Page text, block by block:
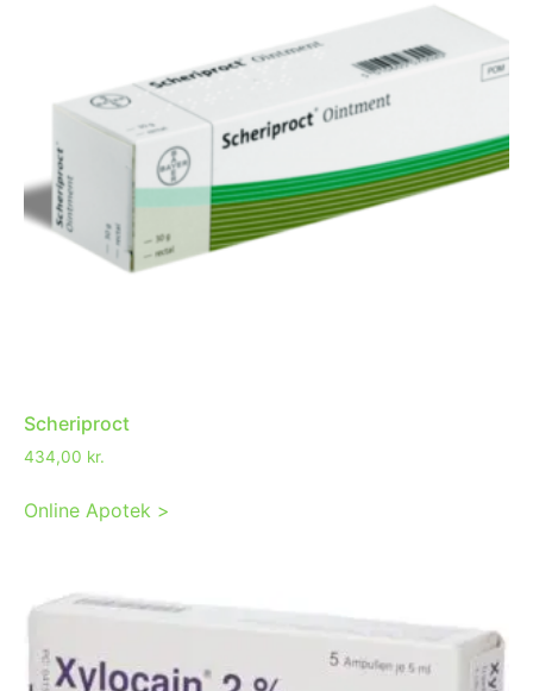
Scheriproct
434,00 kr.
Online Apotek >